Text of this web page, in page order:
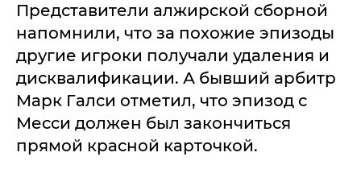
Представители алжирской сборной
напомнили, что за похожие эпизоды
другие игроки получали удаления и
дисквалификации. А бывший арбитр
Марк Галси отметил, что эпизод с
Месси должен был закончиться
прямой красной карточкой.